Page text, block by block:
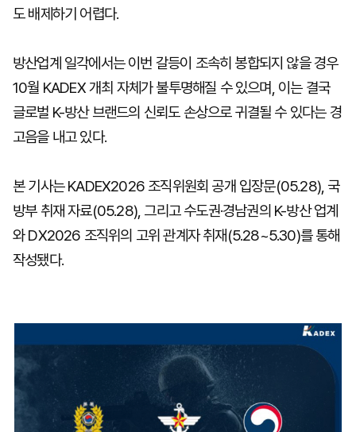
도 배제하기 어렵다.
방산업계 일각에서는 이번 갈등이 조속히 봉합되지 않을 경우
10월 KADEX 개최 자체가 불투명해질 수 있으며, 이는 결국
글로벌 K-방산 브랜드의 신뢰도 손상으로 귀결될 수 있다는 경
고음을 내고 있다.
본 기사는 KADEX2026 조직위원회 공개 입장문(05.28), 국
방부 취재 자료(05.28), 그리고 수도권·경남권의 K-방산 업계
와 DX2026 조직위의 고위 관계자 취재(5.28~5.30)를 통해
작성됐다.